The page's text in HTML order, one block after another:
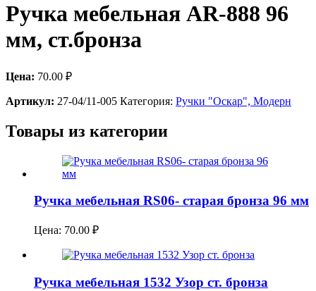
Ручка мебельная AR-888 96
мм, ст.бронза
Цена: 70.00 ₽
Артикул: 27-04/11-005 Категория: Ручки "Оскар", Модерн
Товары из категории
Ручка мебельная RS06- старая бронза 96 мм
Цена: 70.00 ₽
Ручка мебельная 1532 Узор ст. бронза